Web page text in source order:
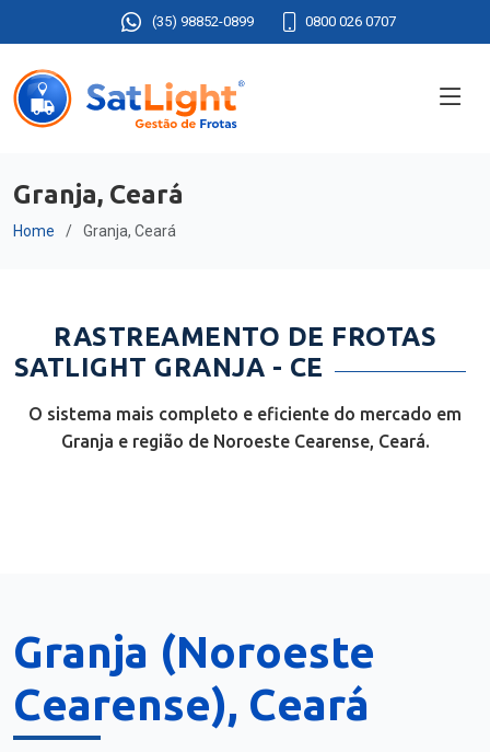
(35) 98852-0899 0800 026 0707
Granja, Ceará
Home Granja, Ceará
RASTREAMENTO DE FROTAS
SATLIGHT GRANJA - CE
O sistema mais completo e eficiente do mercado em
Granja e região de Noroeste Cearense, Ceará.
Granja (Noroeste
Cearense), Ceará